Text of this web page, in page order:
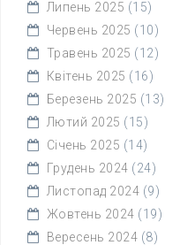
Липень 2025 (15)
Червень 2025 (10)
Травень 2025 (12)
Квітень 2025 (16)
Березень 2025 (13)
Лютий 2025 (15)
Січень 2025 (14)
Грудень 2024 (24)
Листопад 2024 (9)
Жовтень 2024 (19)
Вересень 2024 (8)